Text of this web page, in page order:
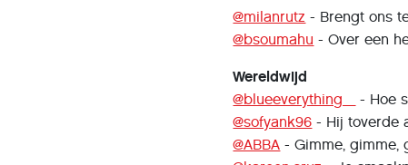
@milanrutz - Brengt ons
@bsoumahu - Over een
Wereldwijd
@blueeverything_
- Hoe
@sofyank96 - Hij toverde
@ABBA - Gimme, gimme,